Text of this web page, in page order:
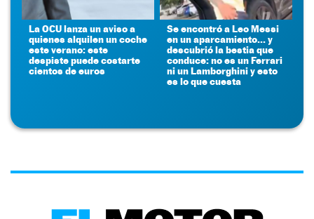
La OCU lanza un aviso a
quienes alquilen un coche
este verano: este
despiste puede costarte
cientos de euros
Se encontró a Leo Messi
en un aparcamiento... y
descubrió la bestia que
conduce: no es un Ferrari
ni un Lamborghini y esto
es lo que cuesta